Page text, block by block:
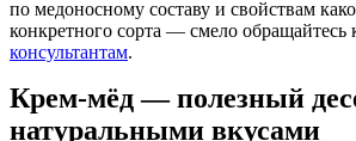
по медоносному составу и свойствам
конкретного сорта — смело обращайтесь
консультантам.
Крем‑мёд — полезный
натуральными вкусами